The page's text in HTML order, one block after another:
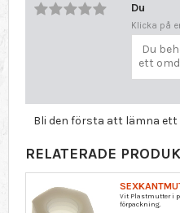
Du
Klicka på
Bli den första att lämna ett
RELATERADE
Vit Plastmutter i
förpackning.